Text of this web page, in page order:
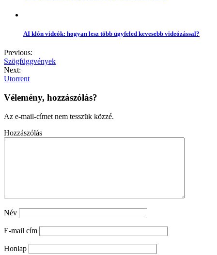
AI klón videók: hogyan lesz több ügyfeled kevesebb videózással?
Previous:
Szögfüggvények
Next:
Utorrent
Vélemény, hozzászólás?
Az e-mail-címet nem tesszük közzé.
Hozzászólás
Név
E-mail cím
Honlap